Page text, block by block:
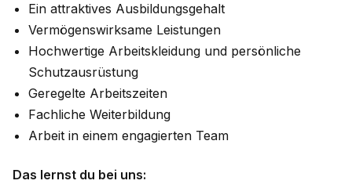
Ein attraktives Ausbildungsgehalt
Vermögenswirksame Leistungen
Hochwertige Arbeitskleidung und persönliche
Schutzausrüstung
Geregelte Arbeitszeiten
Fachliche Weiterbildung
Arbeit in einem engagierten Team
Das lernst du bei uns: